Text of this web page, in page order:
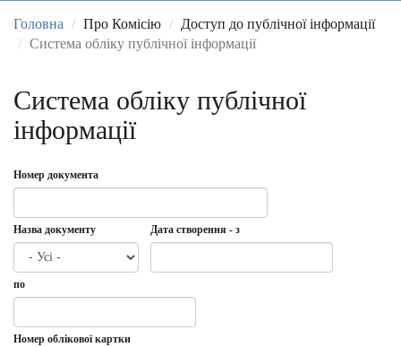
Головна Про Комісію
Доступ до публічної інформації
Система обліку публічної інформації
Система обліку публічної
інформації
Номер документа
Назва документу Дата створення - з
створення
з
по
Дата
по
Номер облікової картки